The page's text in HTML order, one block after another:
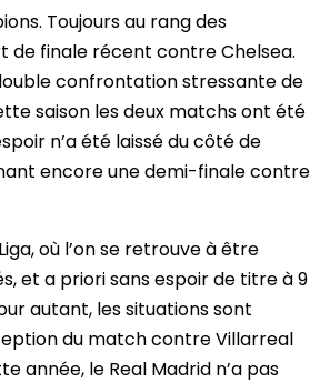
Toujours au rang des
de finale récent contre Chelsea.
confrontation stressante de
saison les deux matchs ont été
n’a été laissé du côté de
encore une demi-finale contre
où l’on se retrouve à être
et a priori sans espoir de titre à 9
autant, les situations sont
du match contre Villarreal
année, le Real Madrid n’a pas